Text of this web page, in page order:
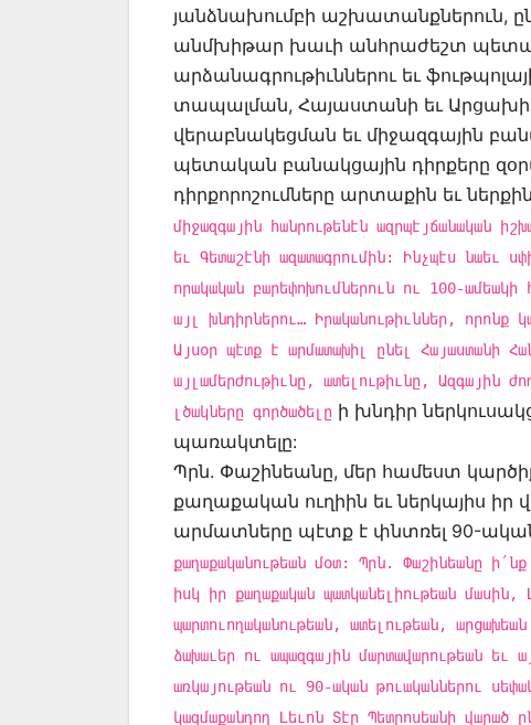
յանձնախումբի աշխատանքներուն,
անմխիթար խաւի անհրաժեշտ
արձանագրութիւններու եւ
տապալման, Հայաստանի եւ
վերաբնակեցման եւ միջազգային
պետական բանակցային դիրքերը
դիրքորոշումները արտաքին եւ
միջազգային հանրութենէն ազրպէյճանական
եւ Գետաշէնի ազատագրումին: Ինչպէս նաեւ
որակական բարեփոխումներուն ու 100-ամեակի
այլ խնդիրներու… Իրականութիւններ, որոնք
Այսօր պէտք է արմատախիլ ընել Հայաստանի
այլամերժութիւնը, ատելութիւնը, Ազգային
լծակները գործածելը ի խնդիր
պառակտելը:
Պրն. Փաշինեանը, մեր համեստ
քաղաքական ուղիին եւ ներկայիս
արմատները պէտք է փնտռել 90-
քաղաքականութեան մօտ: Պրն. Փաշինեանը
իսկ իր քաղաքական պատկանելիութեան մասին,
պարտուողականութեան, ատելութեան,
ձախաւեր ու ապազգային մարտավարութեան եւ
առկայութեան ու 90-ական թուականներու
կազմաքանդող Լեւոն Տէր Պետրոսեանի վարած